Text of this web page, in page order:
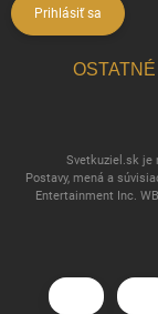
Prihlásiť sa
Svetkuziel.sk je
Postavy, mená a
Entertainment Inc.